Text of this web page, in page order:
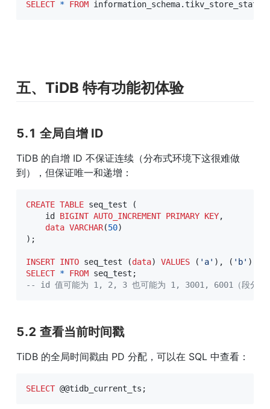
SELECT * FROM information_schema.tikv_store_status
五、TiDB 特有功能初体验
5.1 全局自增 ID
TiDB 的自增 ID 不保证连续（分布式环境下这很难做
到），但保证唯一和递增：
CREATE TABLE seq_test
(
    id
BIGINT AUTO_INCREMENT PRIMARY KEY,
data VARCHAR(50)
) ;
INSERT INTO seq_test (data) VALUES ( 'a' ) , ( 'b' )
SELECT * FROM seq_test ;
-- id 值可能为 1, 2, 3 也可能为 1, 3001, 6001（段分配
5.2 查看当前时间戳
TiDB 的全局时间戳由 PD 分配，可以在 SQL 中查看：
SELECT @@tidb_current_ts ;